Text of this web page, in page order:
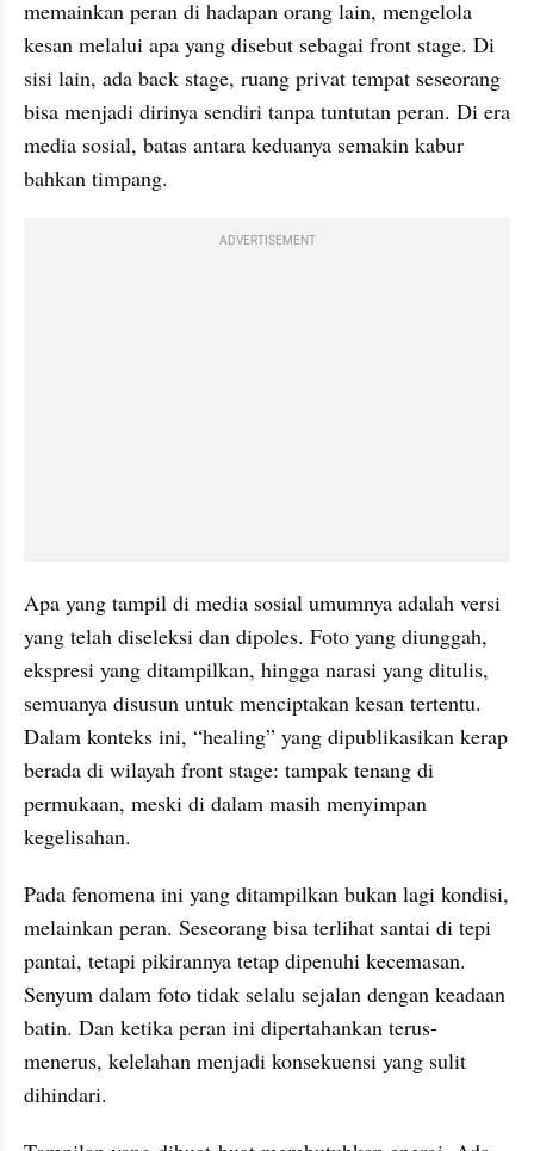
memainkan peran di hadapan orang lain, mengelola
kesan melalui apa yang disebut sebagai front stage. Di
sisi lain, ada back stage, ruang privat tempat seseorang
bisa menjadi dirinya sendiri tanpa tuntutan peran. Di era
media sosial, batas antara keduanya semakin kabur
bahkan timpang.
ADVERTISEMENT
Apa yang tampil di media sosial umumnya adalah versi
yang telah diseleksi dan dipoles. Foto yang diunggah,
ekspresi yang ditampilkan, hingga narasi yang ditulis,
semuanya disusun untuk menciptakan kesan tertentu.
Dalam konteks ini, “healing” yang dipublikasikan kerap
berada di wilayah front stage: tampak tenang di
permukaan, meski di dalam masih menyimpan
kegelisahan.
Pada fenomena ini yang ditampilkan bukan lagi kondisi,
melainkan peran. Seseorang bisa terlihat santai di tepi
pantai, tetapi pikirannya tetap dipenuhi kecemasan.
Senyum dalam foto tidak selalu sejalan dengan keadaan
batin. Dan ketika peran ini dipertahankan terus-
menerus, kelelahan menjadi konsekuensi yang sulit
dihindari.